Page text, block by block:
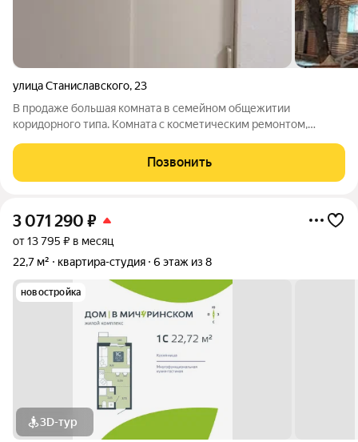
улица Станиславского, 23
В продаже большая комната в семейном общежитии
коридорного типа. Комната с косметическим ремонтом,
Возможен торг. Просмотр по предварительной
договоренности.
Позвонить
3 071 290 ₽
от 13 795 ₽ в месяц
22,7 м²
квартира-студия 6 этаж из 8
новостройка
3D-тур